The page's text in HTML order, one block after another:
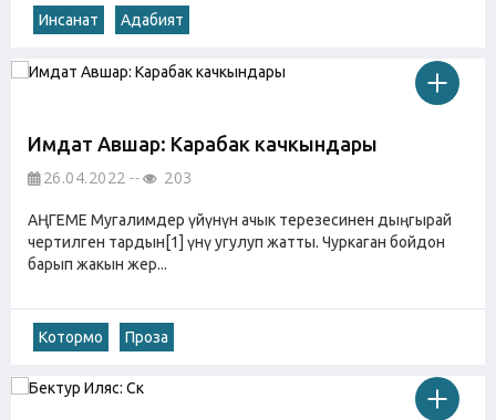
Инсанат Адабият
Имдат Авшар: Карабак качкындары
26.04.2022 203
АҢГЕМЕ Мугалимдер үйүнүн ачык терезесинен дыңгырай
чертилген тардын[1] үнү угулуп жатты. Чуркаган бойдон
барып жакын жер...
Котормо Проза